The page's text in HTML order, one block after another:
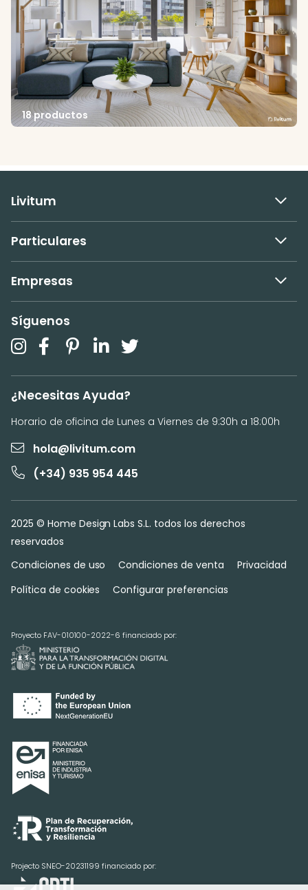
18 productos
Livitum
Particulares
Empresas
Síguenos
¿Necesitas Ayuda?
Horario de oficina de Lunes a Viernes de 9:30h a 18:00h
hola@livitum.com
(+34) 935 954 445
2025 © Home Design Labs S.L. todos los derechos
reservados
Condiciones de uso
Condiciones de venta
Privacidad
Política de cookies
Configurar preferencias
Proyecto FAV-010100-2022-6 financiado por:
Projecto SNEO-20231199 financiado por: